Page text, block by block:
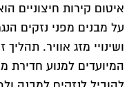
איטום קירות חיצוניים
על מבנים מפני נזקים
ושינויי מזג אוויר.
המיועדים למנוע חדירת